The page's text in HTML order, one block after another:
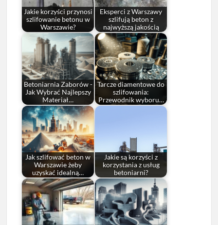
Jakie korzyści przynosi
szlifowanie betonu w
Warszawie?
Eksperci z Warszawy
szlifują beton z
najwyższą jakością
Betoniarnia Zaborów -
Jak Wybrać Najlepszy
Materiał…
Tarcze diamentowe do
szlifowania:
Przewodnik wyboru…
Jak szlifować beton w
Warszawie żeby
uzyskać idealną…
Jakie są korzyści z
korzystania z usług
betoniarni?